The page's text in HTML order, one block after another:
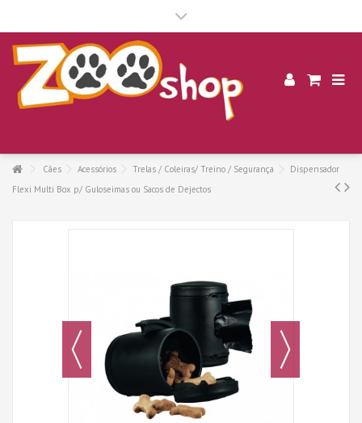
Cães Acessórios Trelas / Coleiras/ Treino / Segurança
Dispensador
Flexi Multi Box p/ Guloseimas ou Sacos de Dejectos